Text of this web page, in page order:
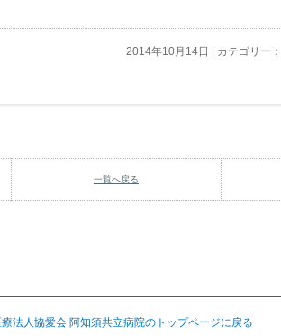
2014年10月14日 | カテゴリー：
一覧へ戻る
療法人協愛会 阿知須共立病院のトップページに戻る